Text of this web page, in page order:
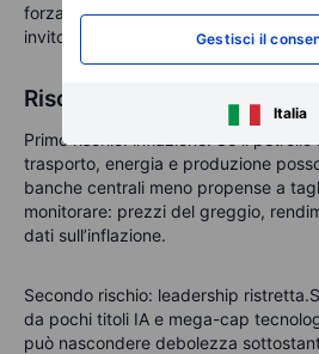
Gestisci il
Italia
forzate.È più pratico che sparire per
invito di settembre.
Rischi da monitorare
Primo rischio: inflazione.
Se il
trasporto, energia e produzione
banche centrali meno propense a
monitorare: prezzi del greggio,
dati sull’inflazione.
Secondo rischio: leadership ristretta.
da pochi titoli IA e mega-cap
può nascondere debolezza